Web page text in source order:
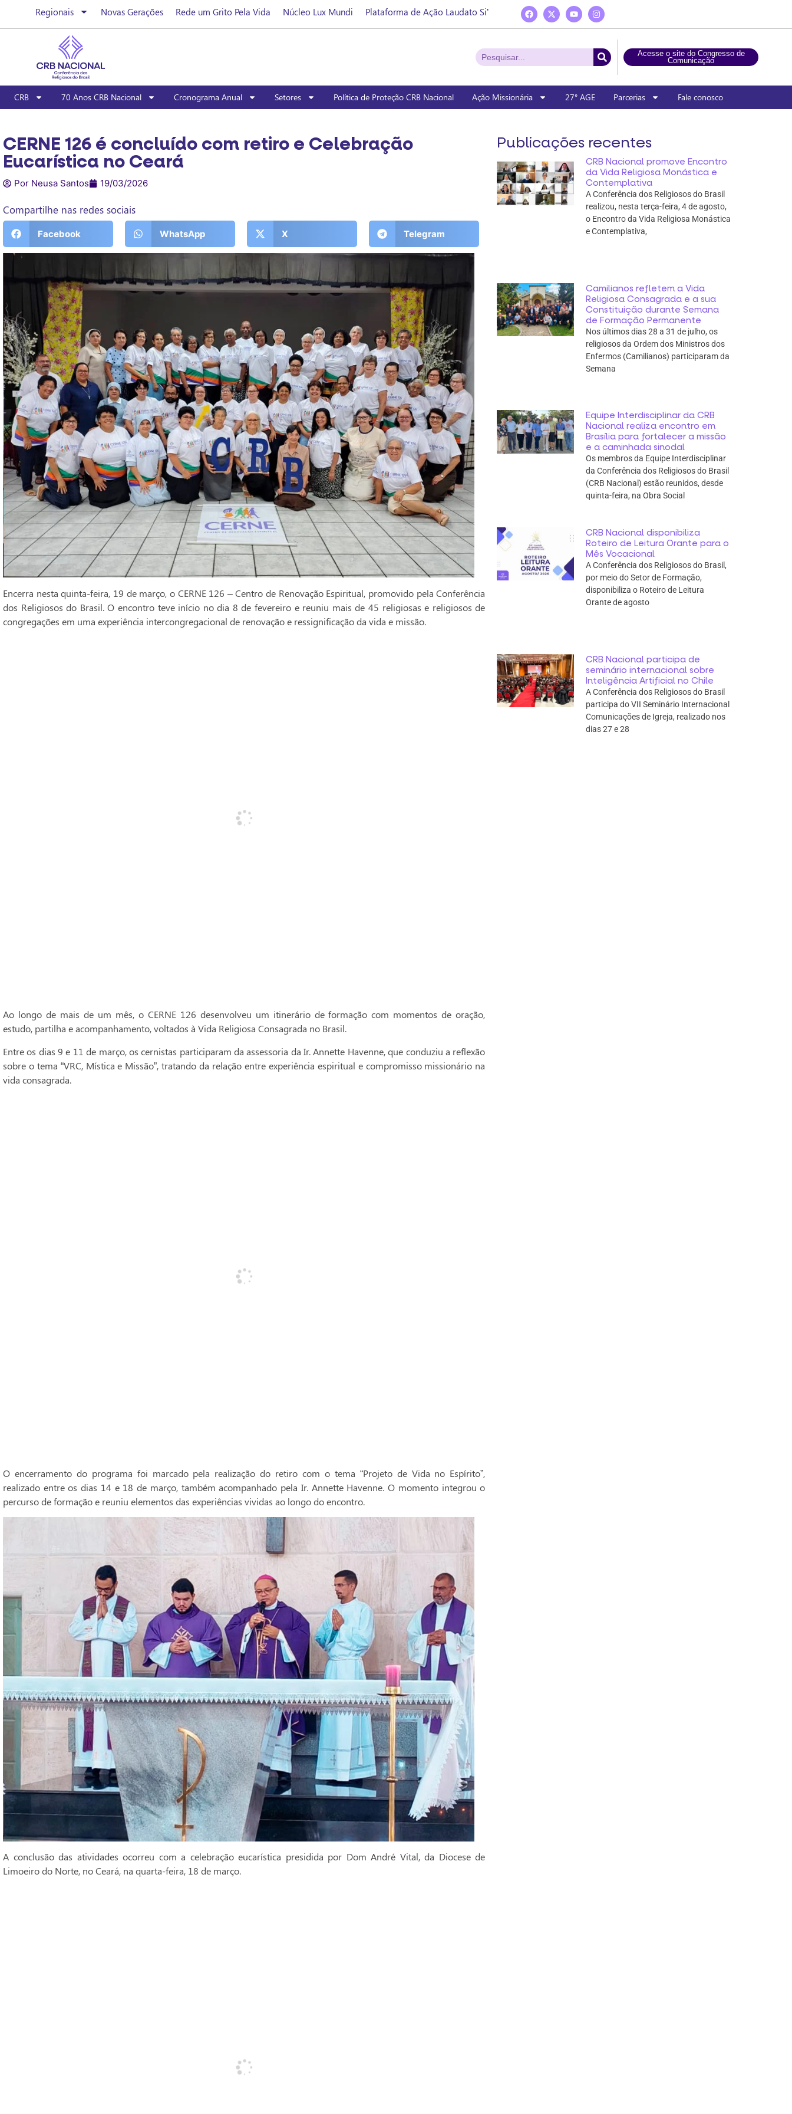
Regionais Novas Gerações Rede um Grito Pela Vida Núcleo Lux Mundi Plataforma de Ação Laudato Si’
Acesse o site do Congresso de
Comunicação
CRB 70 Anos CRB Nacional Cronograma Anual Setores Política de Proteção CRB Nacional Ação Missionária 27° AGE Parcerias Fale conosco
CERNE 126 é concluído com retiro e Celebração
Eucarística no Ceará
Por Neusa Santos 19/03/2026
Compartilhe nas redes sociais
Facebook WhatsApp X Telegram
Encerra nesta quinta-feira, 19 de março, o CERNE 126 – Centro de Renovação Espiritual, promovido pela Conferência
dos Religiosos do Brasil. O encontro teve início no dia 8 de fevereiro e reuniu mais de 45 religiosas e religiosos de
congregações em uma experiência intercongregacional de renovação e ressignificação da vida e missão.
Ao longo de mais de um mês, o CERNE 126 desenvolveu um itinerário de formação com momentos de oração,
estudo, partilha e acompanhamento, voltados à Vida Religiosa Consagrada no Brasil.
Entre os dias 9 e 11 de março, os cernistas participaram da assessoria da Ir. Annette Havenne, que conduziu a reflexão
sobre o tema “VRC, Mística e Missão”, tratando da relação entre experiência espiritual e compromisso missionário na
vida consagrada.
O encerramento do programa foi marcado pela realização do retiro com o tema “Projeto de Vida no Espírito”,
realizado entre os dias 14 e 18 de março, também acompanhado pela Ir. Annette Havenne. O momento integrou o
percurso de formação e reuniu elementos das experiências vividas ao longo do encontro.
A conclusão das atividades ocorreu com a celebração eucarística presidida por Dom André Vital, da Diocese de
Limoeiro do Norte, no Ceará, na quarta-feira, 18 de março.
Publicações recentes
CRB Nacional promove Encontro
da Vida Religiosa Monástica e
Contemplativa
A Conferência dos Religiosos do Brasil
realizou, nesta terça-feira, 4 de agosto,
o Encontro da Vida Religiosa Monástica
e Contemplativa,
Camilianos refletem a Vida
Religiosa Consagrada e a sua
Constituição durante Semana
de Formação Permanente
Nos últimos dias 28 a 31 de julho, os
religiosos da Ordem dos Ministros dos
Enfermos (Camilianos) participaram da
Semana
Equipe Interdisciplinar da CRB
Nacional realiza encontro em
Brasília para fortalecer a missão
e a caminhada sinodal
Os membros da Equipe Interdisciplinar
da Conferência dos Religiosos do Brasil
(CRB Nacional) estão reunidos, desde
quinta-feira, na Obra Social
CRB Nacional disponibiliza
Roteiro de Leitura Orante para o
Mês Vocacional
A Conferência dos Religiosos do Brasil,
por meio do Setor de Formação,
disponibiliza o Roteiro de Leitura
Orante de agosto
CRB Nacional participa de
seminário internacional sobre
Inteligência Artificial no Chile
A Conferência dos Religiosos do Brasil
participa do VII Seminário Internacional
Comunicações de Igreja, realizado nos
dias 27 e 28